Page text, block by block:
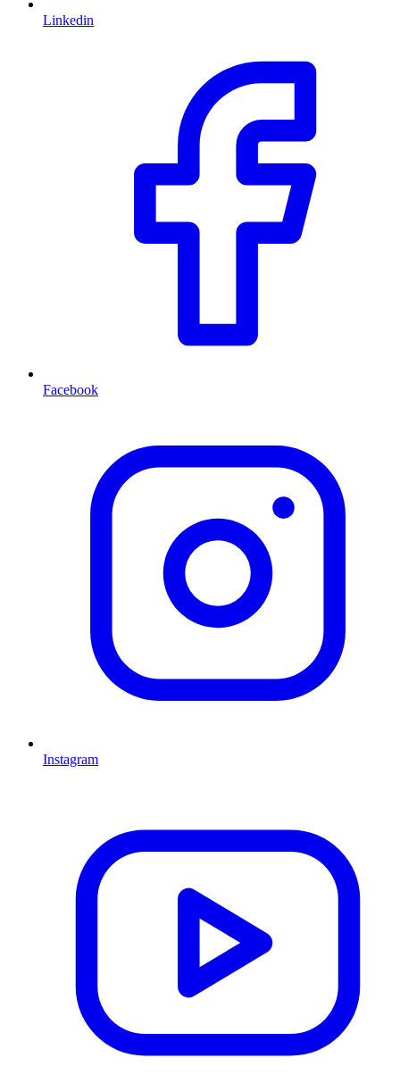
Linkedin
Facebook
Instagram